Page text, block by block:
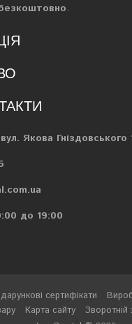
.
Якова Гніздовського
до 19:00
сертифікати
Карта сайту
Зворотній